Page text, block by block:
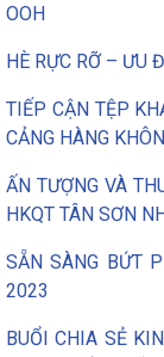
OOH
HÈ RỰC RỠ – ƯU
TIẾP CẬN TỆP
CẢNG HÀNG
ẤN TƯỢNG VÀ
HKQT TÂN SƠN
SẴN SÀNG BỨT
2023
BUỔI CHIA SẺ